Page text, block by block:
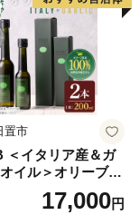
置市
＜イタリア産＆ガ
イル＞オリーブオ
(200ml×2本) 日置
調味料 油 エキスト
17,000円